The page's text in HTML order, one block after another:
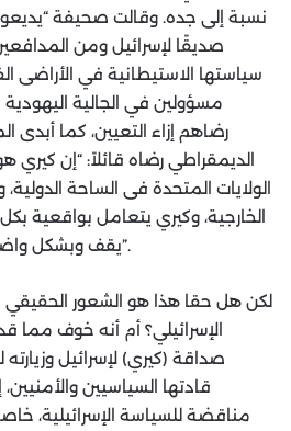
نسبة إلى جده. وقالت صحيفة
صديقًا لإسرائيل ومن
سياستها الاستيطانية في الأراضى
مسؤولين في الجالية اليهودية
رضاهم إزاء التعيين، كما
الديمقراطي رضاه قائلاً: “إن
الولايات المتحدة فى الساحة
الخارجية، وكيري يتعامل بواقعية
يقف وبشكل واضح مع مبدأ يهودية الدولة”.
لكن هل حقا هذا هو الشعور الحقيقي
الإسرائيلي؟ أم أنه خوف مما
صداقة (كيري) لإسرائيل
قادتها السياسيين
مناقضة للسياسة الإسرائيلية،